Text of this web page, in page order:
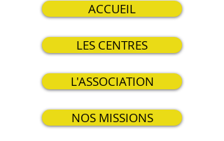
ACCUEIL
LES CENTRES
L'ASSOCIATION
NOS MISSIONS